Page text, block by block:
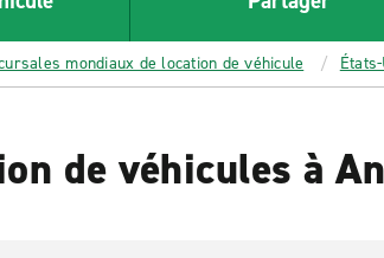
mondiaux de location de véhicule
de véhicules à